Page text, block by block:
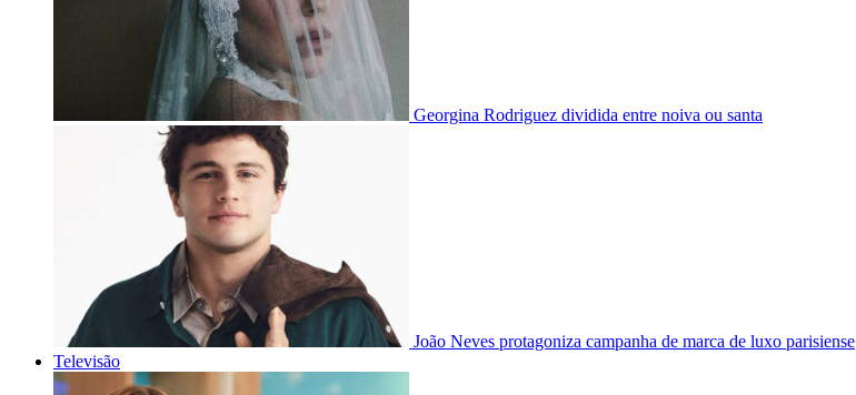
Georgina Rodriguez dividida entre noiva ou santa
João Neves protagoniza campanha de marca de luxo parisiense
Televisão